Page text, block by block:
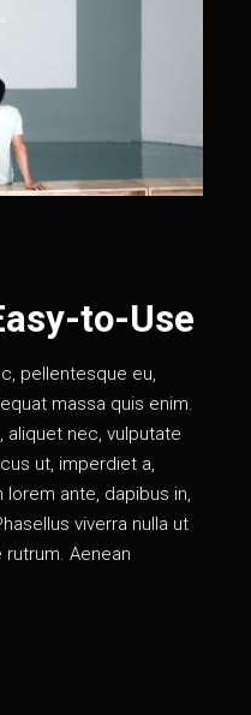
to-Use
pellentesque eu,
massa quis enim.
aliquet nec, vulputate
ut, imperdiet a,
lorem ante, dapibus in,
viverra nulla ut
Aenean